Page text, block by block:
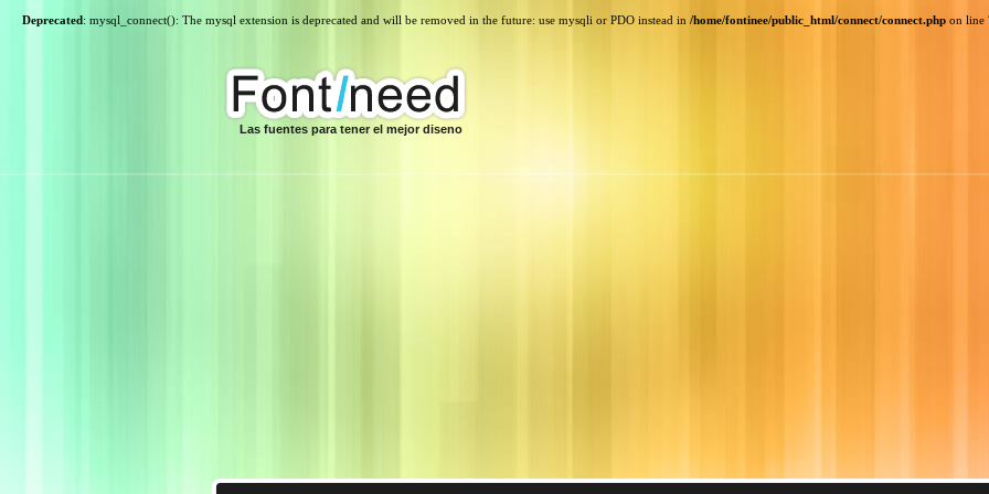
Deprecated: mysql_connect(): The mysql extension is deprecated and will be removed in the future: use mysqli or PDO instead in /home/fontinee/public_html/connect/connect.php on line
Las fuentes para tener el mejor diseno